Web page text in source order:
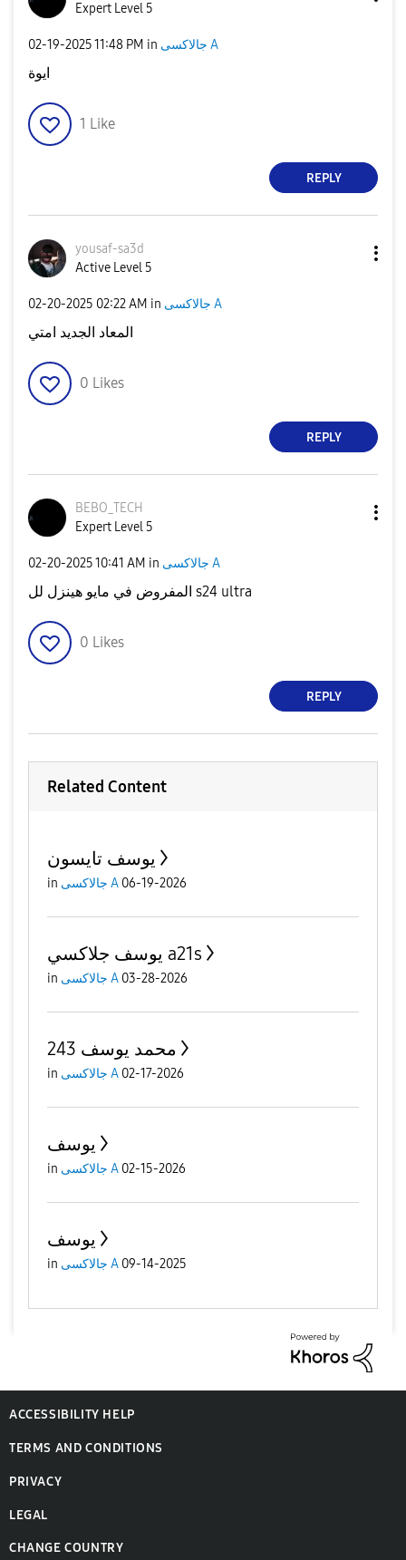
Expert Level 5
‎02-19-202511:48 PM in جالاكسى A
ايوة
1 Like
REPLY
yousaf-sa3d
Active Level 5
‎02-20-2025 02:22 AM in جالاكسى A
المعاد الجديد امتي
0 Likes
REPLY
BEBO_TECH
Expert Level 5
‎02-20-202510:41 AM in جالاكسى A
المفروض في مايو هينزل لل s24 ultra
0 Likes
REPLY
Related Content
يوسف تايسون
in جالاكسى A 06-19-2026
يوسف جلاكسي a21s
in جالاكسى A 03-28-2026
محمد يوسف 243
in جالاكسى A 02-17-2026
يوسف
in جالاكسى A 02-15-2026
يوسف
in جالاكسى A 09-14-2025
ACCESSIBILITY HELP
TERMS AND CONDITIONS
PRIVACY
LEGAL
CHANGE COUNTRY